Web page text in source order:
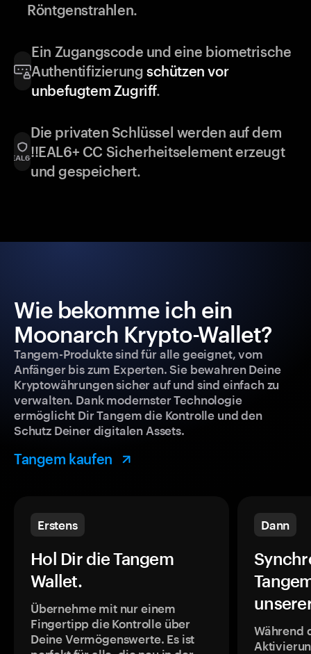
Röntgenstrahlen.
Ein Zugangscode und eine biometrische
Authentifizierung schützen vor
unbefugtem Zugriff.
Die privaten Schlüssel werden auf dem
!!EAL6+ CC Sicherheitselement erzeugt
und gespeichert.
Wie bekomme ich ein
Moonarch Krypto-Wallet?
Tangem-Produkte sind für alle geeignet, vom
Anfänger bis zum Experten. Sie bewahren Deine
Kryptowährungen sicher auf und sind einfach zu
verwalten. Dank modernster Technologie
ermöglicht Dir Tangem die Kontrolle und den
Schutz Deiner digitalen Assets.
Tangem kaufen
Erstens
Hol Dir die Tangem
Wallet.
Übernehme mit nur einem
Fingertipp die Kontrolle über
Deine Vermögenswerte. Es ist
Dann
Während